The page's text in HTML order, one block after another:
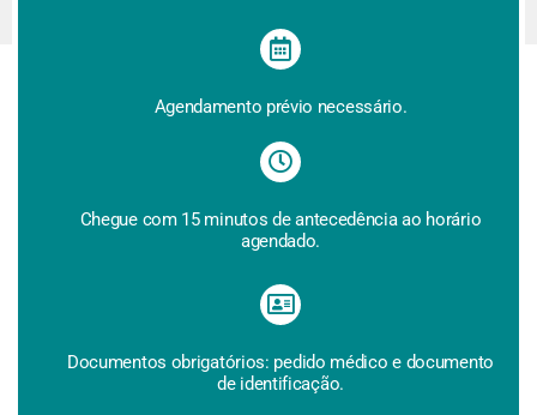
Agendamento prévio necessário.
Chegue com 15 minutos de antecedência ao horário
agendado.
Documentos obrigatórios: pedido médico e documento
de identificação.